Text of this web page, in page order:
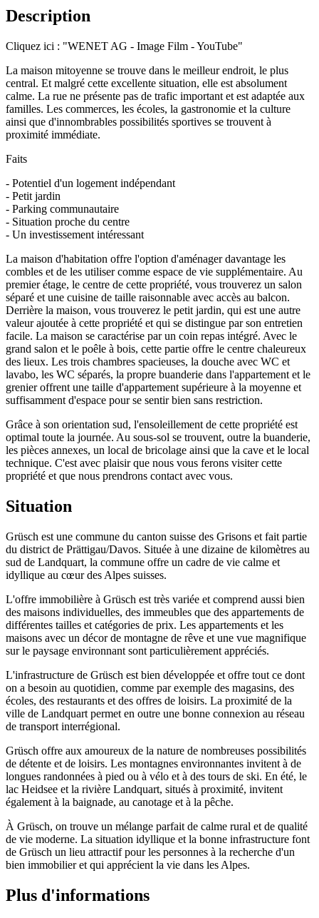
Description
Cliquez ici : "WENET AG - Image Film - YouTube"
La maison mitoyenne se trouve dans le meilleur endroit, le plus
central. Et malgré cette excellente situation, elle est absolument
calme. La rue ne présente pas de trafic important et est adaptée aux
familles. Les commerces, les écoles, la gastronomie et la culture
ainsi que d'innombrables possibilités sportives se trouvent à
proximité immédiate.
Faits
- Potentiel d'un logement indépendant
- Petit jardin
- Parking communautaire
- Situation proche du centre
- Un investissement intéressant
La maison d'habitation offre l'option d'aménager davantage les
combles et de les utiliser comme espace de vie supplémentaire. Au
premier étage, le centre de cette propriété, vous trouverez un salon
séparé et une cuisine de taille raisonnable avec accès au balcon.
Derrière la maison, vous trouverez le petit jardin, qui est une autre
valeur ajoutée à cette propriété et qui se distingue par son entretien
facile. La maison se caractérise par un coin repas intégré. Avec le
grand salon et le poêle à bois, cette partie offre le centre chaleureux
des lieux. Les trois chambres spacieuses, la douche avec WC et
lavabo, les WC séparés, la propre buanderie dans l'appartement et le
grenier offrent une taille d'appartement supérieure à la moyenne et
suffisamment d'espace pour se sentir bien sans restriction.
Grâce à son orientation sud, l'ensoleillement de cette propriété est
optimal toute la journée. Au sous-sol se trouvent, outre la buanderie,
les pièces annexes, un local de bricolage ainsi que la cave et le local
technique. C'est avec plaisir que nous vous ferons visiter cette
propriété et que nous prendrons contact avec vous.
Situation
Grüsch est une commune du canton suisse des Grisons et fait partie
du district de Prättigau/Davos. Située à une dizaine de kilomètres au
sud de Landquart, la commune offre un cadre de vie calme et
idyllique au cœur des Alpes suisses.
L'offre immobilière à Grüsch est très variée et comprend aussi bien
des maisons individuelles, des immeubles que des appartements de
différentes tailles et catégories de prix. Les appartements et les
maisons avec un décor de montagne de rêve et une vue magnifique
sur le paysage environnant sont particulièrement appréciés.
L'infrastructure de Grüsch est bien développée et offre tout ce dont
on a besoin au quotidien, comme par exemple des magasins, des
écoles, des restaurants et des offres de loisirs. La proximité de la
ville de Landquart permet en outre une bonne connexion au réseau
de transport interrégional.
Grüsch offre aux amoureux de la nature de nombreuses possibilités
de détente et de loisirs. Les montagnes environnantes invitent à de
longues randonnées à pied ou à vélo et à des tours de ski. En été, le
lac Heidsee et la rivière Landquart, situés à proximité, invitent
également à la baignade, au canotage et à la pêche.
À Grüsch, on trouve un mélange parfait de calme rural et de qualité
de vie moderne. La situation idyllique et la bonne infrastructure font
de Grüsch un lieu attractif pour les personnes à la recherche d'un
bien immobilier et qui apprécient la vie dans les Alpes.
Plus d'informations